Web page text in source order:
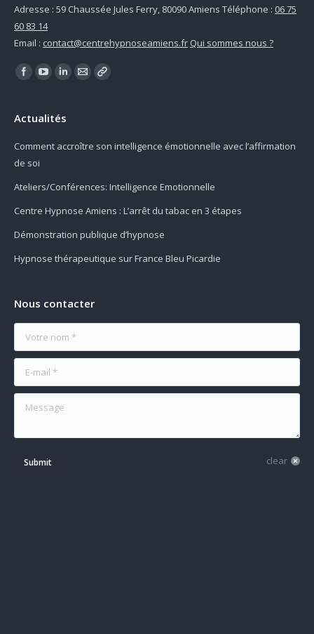
Adresse : 59 Chaussée Jules Ferry, 80090 Amiens Téléphone : 06 75
60 83 14
Email : contact@centrehypnoseamiens.fr Qui sommes nous ?
Find us on:
Actualités
Comment accroître son intelligence émotionnelle avec l’affirmation
de soi
Ateliers/Conférences: Intelligence Emotionnelle
Centre Hypnose Amiens : L’arrêt du tabac en 3 étapes
Démonstration publique d’hypnose
Hypnose thérapeutique sur France Bleu Picardie
Nous contacter
Votre nom *
E-mail *
Message
Submit clear